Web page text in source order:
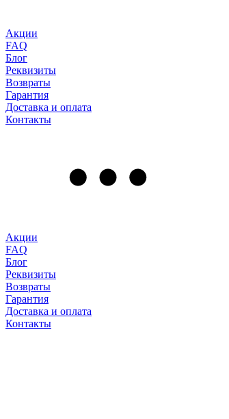
Акции
FAQ
Блог
Реквизиты
Возвраты
Гарантия
Доставка и оплата
Контакты
Акции
FAQ
Блог
Реквизиты
Возвраты
Гарантия
Доставка и оплата
Контакты